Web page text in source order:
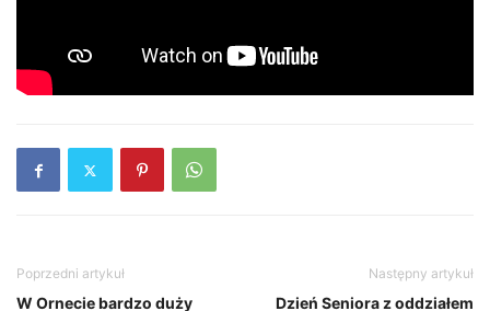
Poprzedni artykuł
W Ornecie bardzo duży
Następny artykuł
Dzień Seniora z oddziałem